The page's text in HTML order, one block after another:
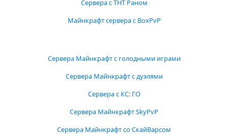
Сервера с ТНТ Раном
Майнкрафт сервера с BoxPvP
Сервера Майнкрафт с голодными играми
Сервера Майнкрафт с дуэлями
Сервера с КС: ГО
Сервера Майнкрафт SkyPvP
Сервера Майнкрафт со СкайВарсом